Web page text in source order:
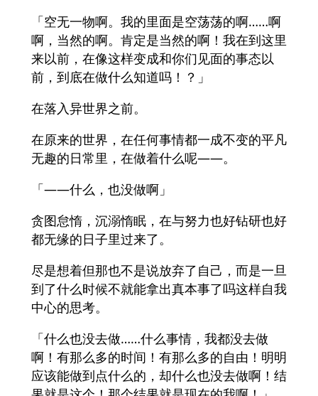
「空无一物啊。我的里面是空荡荡的啊……啊
啊，当然的啊。肯定是当然的啊！我在到这里
来以前，在像这样变成和你们见面的事态以
前，到底在做什么知道吗！？」
在落入异世界之前。
在原来的世界，在任何事情都一成不变的平凡
无趣的日常里，在做着什么呢——。
「——什么，也没做啊」
贪图怠惰，沉溺惰眠，在与努力也好钻研也好
都无缘的日子里过来了。
尽是想着但那也不是说放弃了自己，而是一旦
到了什么时候不就能拿出真本事了吗这样自我
中心的思考。
「什么也没去做……什么事情，我都没去做
啊！有那么多的时间！有那么多的自由！明明
应该能做到点什么的，却什么也没去做啊！结